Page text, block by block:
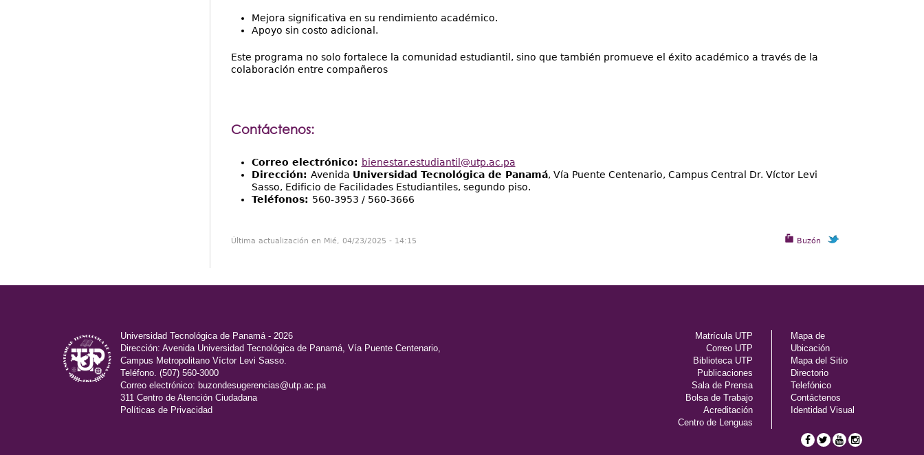
Mejora significativa en su rendimiento académico.
Apoyo sin costo adicional.
Este programa no solo fortalece la comunidad estudiantil, sino que también promueve el éxito académico a través de la
colaboración entre compañeros
Contáctenos:
Correo electrónico: bienestar.estudiantil@utp.ac.pa
Dirección: Avenida Universidad Tecnológica de Panamá, Vía Puente Centenario, Campus Central Dr. Víctor Levi
Sasso, Edificio de Facilidades Estudiantiles, segundo piso.
Teléfonos: 560-3953 / 560-3666
Buzón
Última actualización en Mié, 04/23/2025 - 14:15
Matrícula UTP
Correo UTP
Biblioteca UTP
Publicaciones
Sala de Prensa
Bolsa de Trabajo
Acreditación
Centro de Lenguas
Mapa de
Ubicación
Mapa del Sitio
Directorio
Telefónico
Contáctenos
Identidad Visual
Universidad Tecnológica de Panamá - 2026
Dirección: Avenida Universidad Tecnológica de Panamá, Vía Puente Centenario,
Campus Metropolitano Víctor Levi Sasso.
Teléfono. (507) 560-3000
Correo electrónico: buzondesugerencias@utp.ac.pa
311 Centro de Atención Ciudadana
Políticas de Privacidad